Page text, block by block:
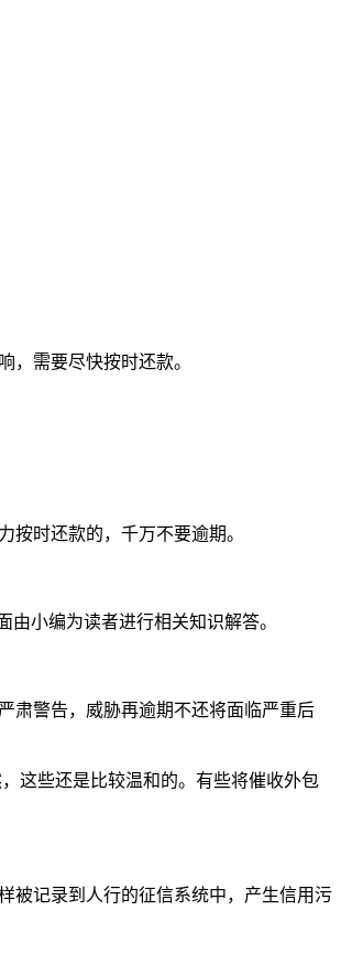
，需要尽快按时还款。
时还款的，千万不要逾期。
小编为读者进行相关知识解答。
肃警告，威胁再逾期不还将面临严重后
这些还是比较温和的。有些将催收外包
被记录到人行的征信系统中，产生信用污